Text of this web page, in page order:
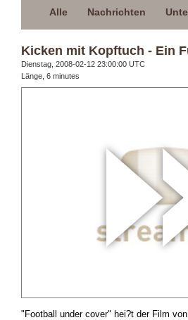
Alle Nachrichten
Kicken mit Kopftuch - Ein
Dienstag, 2008-02-12 23:00:00 UTC
Länge, 6 minutes
"Football under cover" hei?t der Film